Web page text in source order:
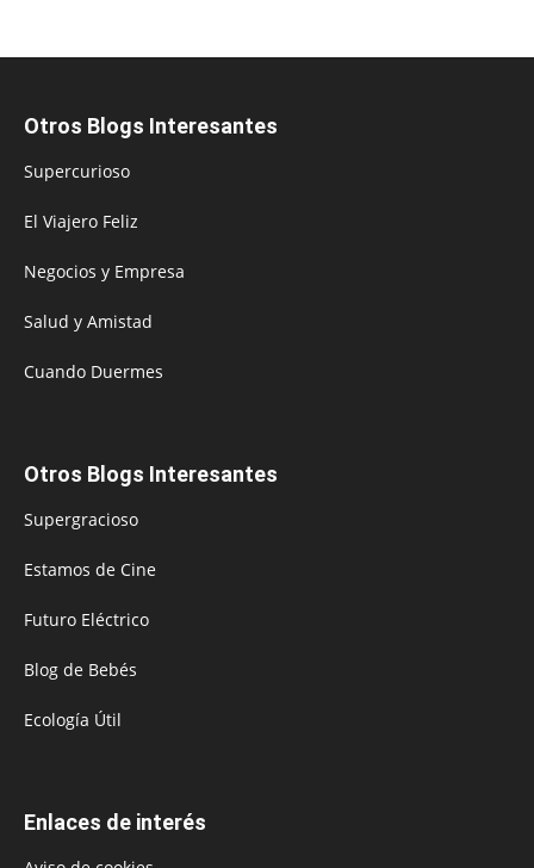
Otros Blogs Interesantes
Supercurioso
El Viajero Feliz
Negocios y Empresa
Salud y Amistad
Cuando Duermes
Otros Blogs Interesantes
Supergracioso
Estamos de Cine
Futuro Eléctrico
Blog de Bebés
Ecología Útil
Enlaces de interés